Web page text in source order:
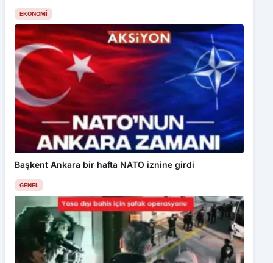
EKONOMI
Başkent Ankara bir hafta NATO iznine girdi
GENEL